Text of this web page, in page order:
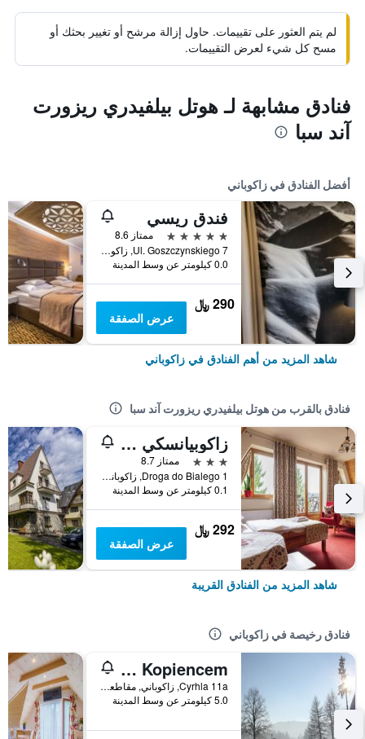
لم يتم العثور على تقييمات. حاول إزالة مرشح أو تغيير بحثك أو
مسح كل شيء لعرض التقييمات.
فنادق مشابهة لـ هوتل بيلفيدري ريزورت
آند سبا
أفضل الفنادق في زاكوباني
فندق ريسي
5 نجوم
ممتاز 8.6
Ul. Goszczynskiego 7, زاكوباني, مقاطعة بولندا الصغرى, بولندا
0.0 كيلومتر عن وسط المدينة
290 ﷼
عرض الصفقة
شاهد المزيد من أهم الفنادق في زاكوباني
فنادق بالقرب من هوتل بيلفيدري ريزورت آند سبا
زاكوبيانسكي دفور
3 نجوم
ممتاز 8.7
Droga do Bialego 1, زاكوباني, مقاطعة بولندا الصغرى, بولندا
0.1 كيلومتر عن وسط المدينة
292 ﷼
عرض الصفقة
شاهد المزيد من الفنادق القريبة
فنادق رخيصة في زاكوباني
Willa Pod Kopiencem
Cyrhla 11a, زاكوباني, مقاطعة بولندا الصغرى, بولندا
5.0 كيلومتر عن وسط المدينة